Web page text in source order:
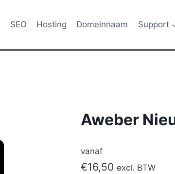
SEO Hosting Domeinnaam Support
Aweber
vanaf
€16,50 excl. BTW